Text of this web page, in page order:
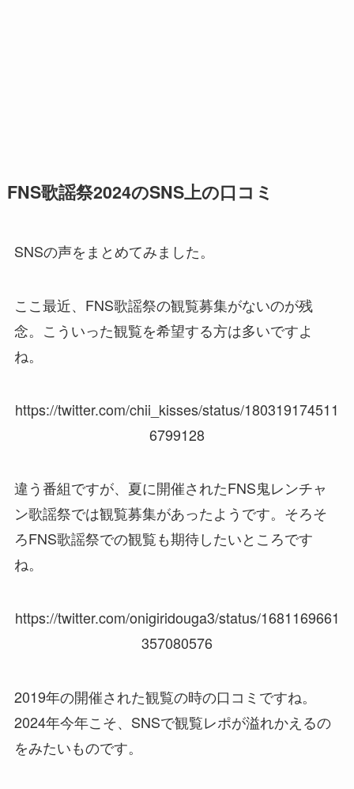
FNS歌謡祭2024のSNS上の口コミ
SNSの声をまとめてみました。
ここ最近、FNS歌謡祭の観覧募集がないのが残
念。こういった観覧を希望する方は多いですよ
ね。
https://twitter.com/chii_kisses/status/180319174511
6799128
違う番組ですが、夏に開催されたFNS鬼レンチャ
ン歌謡祭では観覧募集があったようです。そろそ
ろFNS歌謡祭での観覧も期待したいところです
ね。
https://twitter.com/onigiridouga3/status/1681169661
357080576
2019年の開催された観覧の時の口コミですね。
2024年今年こそ、SNSで観覧レポが溢れかえるの
をみたいものです。